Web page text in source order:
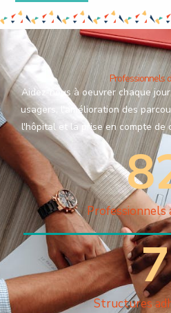
Professionnels
Aidez-nous à oeuvrer chaque
usagers, l'amélioration des
l'hôpital et la prise en compte de
Professionnels
Structures
7